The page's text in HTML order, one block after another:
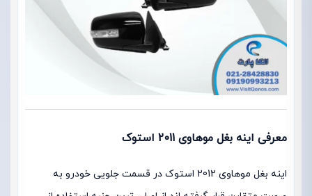
معرفی اینه بغل موهاوی 2011 استوک
اینه بغل موهاوی 2012 استوک در قسمت جلویی خودرو به